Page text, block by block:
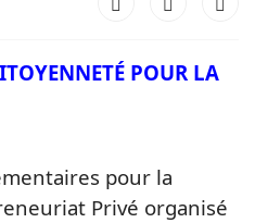
POUR LA
pour la
Privé organisé